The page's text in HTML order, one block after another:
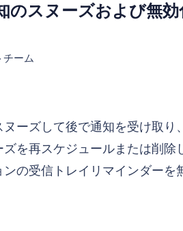
のスヌーズおよび無効
ーム
ーズして後で通知を受け取り
を再スケジュールまたは削除
の受信トレイリマインダーを